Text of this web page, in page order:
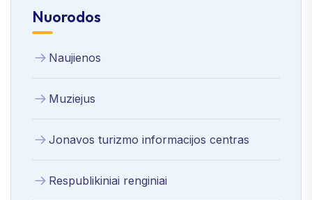
Nuorodos
Naujienos
Muziejus
Jonavos turizmo informacijos centras
Respublikiniai renginiai